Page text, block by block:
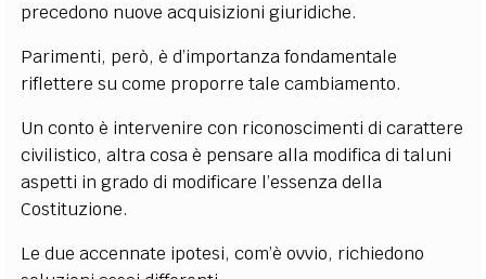
precedono nuove acquisizioni giuridiche.
Parimenti, però, è d’importanza fondamentale
riflettere su come proporre tale cambiamento.
Un conto è intervenire con riconoscimenti di carattere
civilistico, altra cosa è pensare alla modifica di taluni
aspetti in grado di modificare l’essenza della
Costituzione.
Le due accennate ipotesi, com’è ovvio, richiedono